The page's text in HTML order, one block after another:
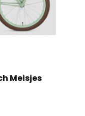
Meisjes